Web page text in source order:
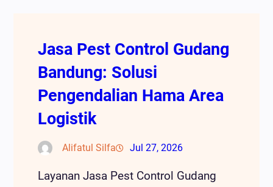
Jasa Pest Control Gudang
Bandung: Solusi
Pengendalian Hama Area
Logistik
Alifatul Silfa Jul 27, 2026
Layanan Jasa Pest Control Gudang